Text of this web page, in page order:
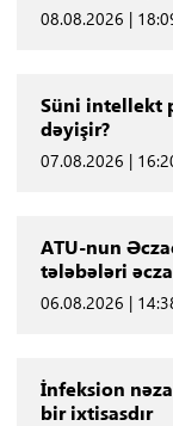
08.08.2026 |
Süni intellekt
dəyişir?
07.08.2026 |
ATU-nun
tələbələri
06.08.2026 |
İnfeksion
bir ixtisasdır